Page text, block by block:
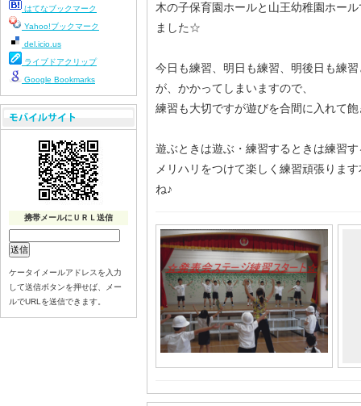
木の子保育園ホールと山王幼稚園ホー
ました☆
今日も練習、明日も練習、明後日も練
が、かかってしまいますので、
練習も大切ですが遊びを合間に入れて
遊ぶときは遊ぶ・練習するときは練習
メリハリをつけて楽しく練習頑張りま
ね♪
はてなブックマーク
Yahoo!ブックマーク
del.icio.us
ライブドアクリップ
Google Bookmarks
携帯メールにＵＲＬ送信
ケータイメールアドレスを入力
して送信ボタンを押せば、メー
ルでURLを送信できます。